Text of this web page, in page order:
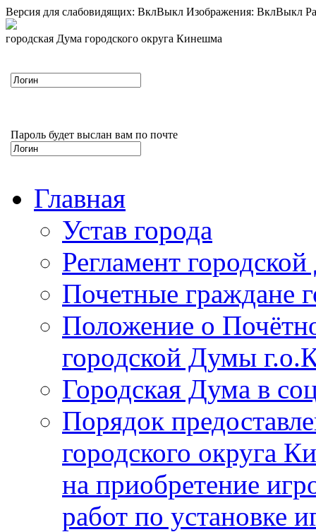
Версия для слабовидящих: ВклВыкл Изображения: ВклВыкл
городская Дума городского округа Кинешма
Пароль будет выслан вам по почте
Главная
Устав города
Регламент
Почетные граждане
Положение о
городской Думы
Городская Дума в
Порядок
городского округа
на приобретение
работ по установке